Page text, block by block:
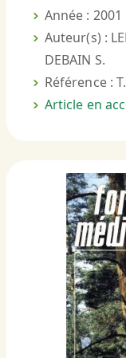
Année : 2001
Auteur(s) :
DEBAIN S.
Référence :
Article en